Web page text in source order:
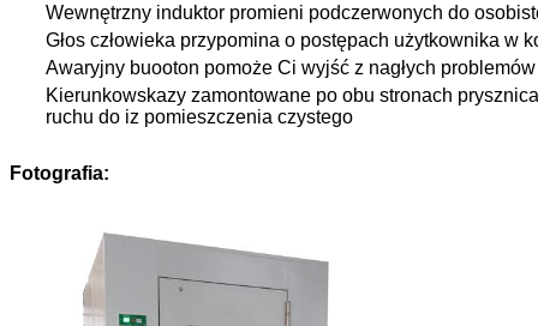
Wewnętrzny induktor promieni podczerwonych do
Głos człowieka przypomina o postępach użytkownika w
Awaryjny buooton pomoże Ci wyjść z nagłych problemów
Kierunkowskazy zamontowane po obu stronach
ruchu do iz pomieszczenia czystego
Fotografia: